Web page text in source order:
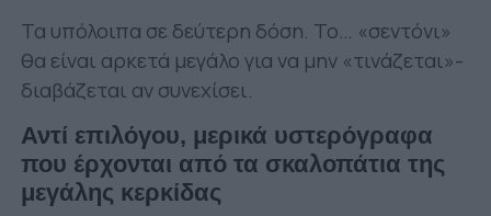
Τα υπόλοιπα σε δεύτερη δόση. Το… «σεντόνι»
θα είναι αρκετά μεγάλο για να μην «τινάζεται»-
διαβάζεται αν συνεχίσει.
Αντί επιλόγου, μερικά υστερόγραφα
που έρχονται από τα σκαλοπάτια της
μεγάλης κερκίδας